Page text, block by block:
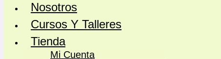
Nosotros
Cursos Y Talleres
Tienda
Mi Cuenta